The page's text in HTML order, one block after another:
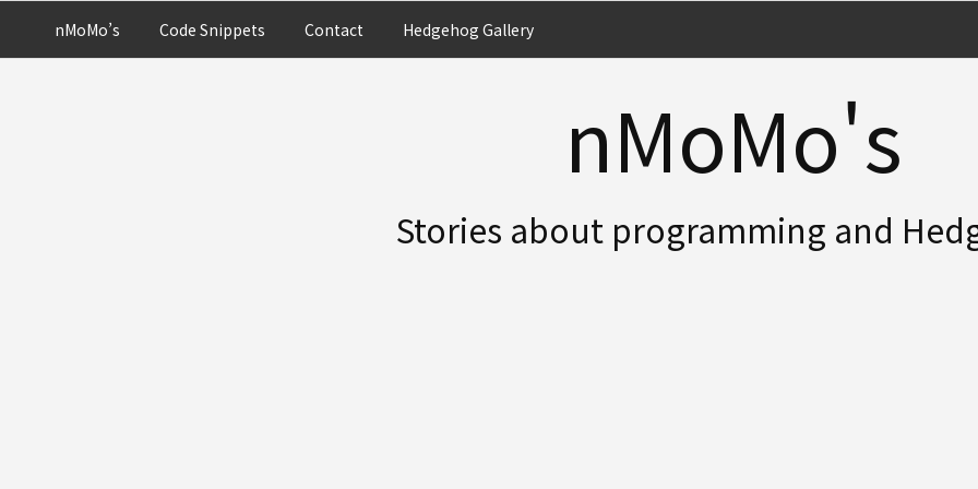
nMoMo’s Code Snippets Contact Hedgehog Gallery
nMoMo's
Stories about programming and